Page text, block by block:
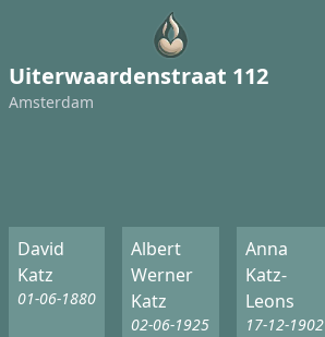
Uiterwaardenstraat 112
Amsterdam
David
Katz
01-06-1880
Albert
Werner
Katz
02-06-1925
Anna
Katz-
Leons
17-12-1902